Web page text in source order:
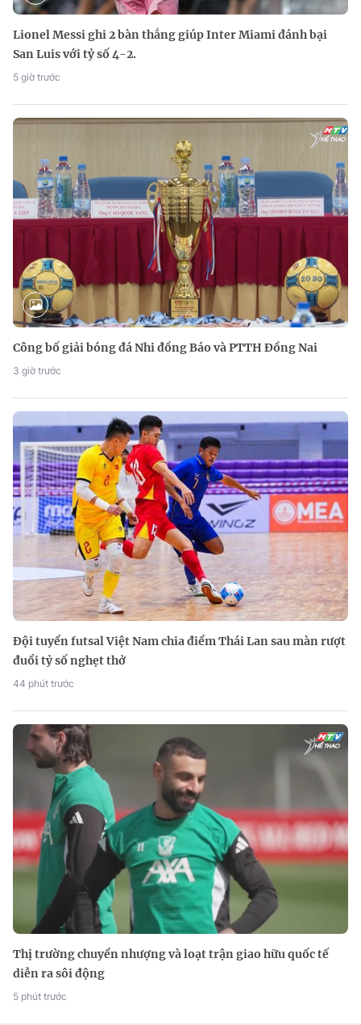
Lionel Messi ghi 2 bàn thắng giúp Inter Miami đánh bại
San Luis với tỷ số 4-2.
5 giờ trước
Công bố giải bóng đá Nhi đồng Báo và PTTH Đồng Nai
3 giờ trước
Đội tuyển futsal Việt Nam chia điểm Thái Lan sau màn rượt
đuổi tỷ số nghẹt thở
44 phút trước
Thị trường chuyển nhượng và loạt trận giao hữu quốc tế
diễn ra sôi động
5 phút trước